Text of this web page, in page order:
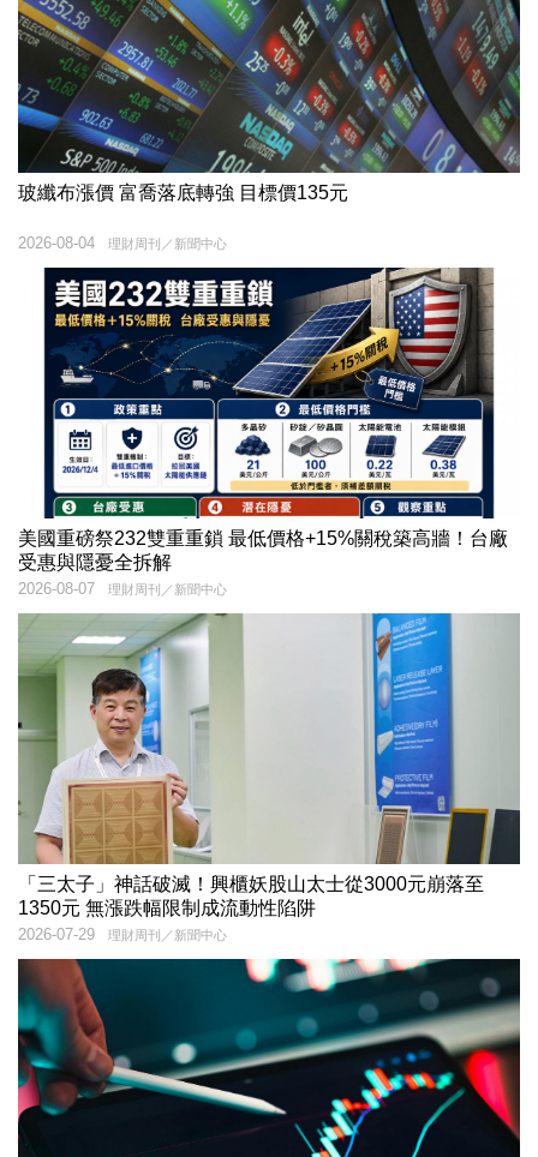
玻纖布漲價 富喬落底轉強 目標價135元
理財周刊／新聞中心
2026-08-04
美國重磅祭232雙重重鎖 最低價格+15%關稅築高牆！台廠
受惠與隱憂全拆解
理財周刊／新聞中心
2026-08-07
「三太子」神話破滅！興櫃妖股山太士從3000元崩落至
1350元 無漲跌幅限制成流動性陷阱
理財周刊／新聞中心
2026-07-29